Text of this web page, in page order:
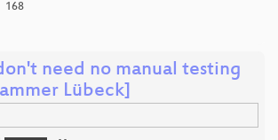
168
need no manual testing
Lübeck]